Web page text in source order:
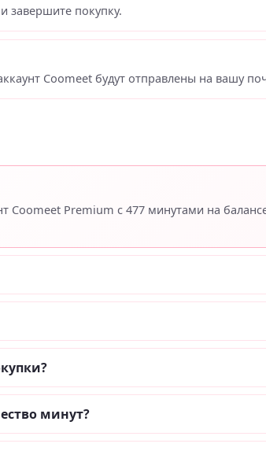
завершите покупку.
Coomeet будут отправлены на вашу
Coomeet Premium с 477 минутами на
минут?